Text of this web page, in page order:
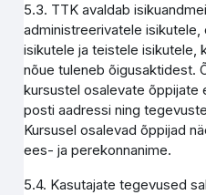
5.3. TTK avaldab
administreerivatele
isikutele ja teistele isikutele,
nõue tuleneb õigusaktidest.
kursustel osalevate õppijate
posti aadressi ning
Kursusel osalevad õppijad
ees- ja perekonnanime.
5.4. Kasutajate tegevused